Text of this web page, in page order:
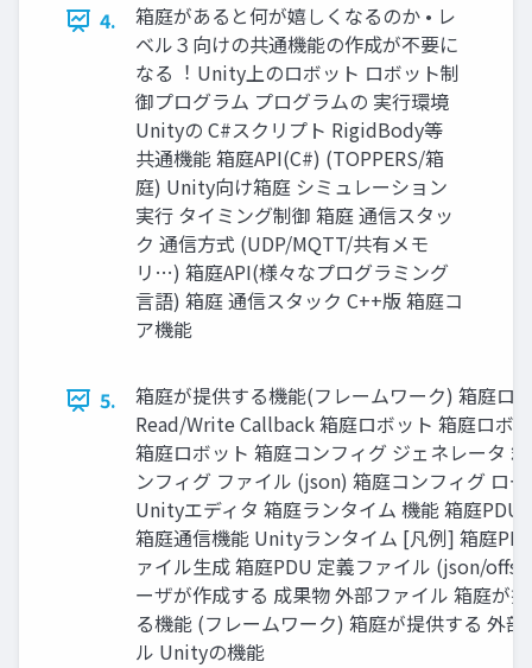
4.
箱庭があると何が嬉しくなるのか • レ
ベル３向けの共通機能の作成が不要に
なる︕ Unity上のロボット ロボット制
御プログラム プログラムの 実⾏環境
Unityの C#スクリプト RigidBody等
共通機能 箱庭API(C#) (TOPPERS/箱
庭) Unity向け箱庭 シミュレーション
実⾏ タイミング制御 箱庭 通信スタッ
ク 通信⽅式 (UDP/MQTT/共有メモ
リ…) 箱庭API(様々なプログラミング
⾔語) 箱庭 通信スタック C++版 箱庭コ
ア機能
5.
箱庭が提供する機能(フレームワーク) 箱庭ロ
Read/Write Callback 箱庭ロボット 箱庭ロボ
箱庭ロボット 箱庭コンフィグ ジェネレータ
ンフィグ ファイル (json) 箱庭コンフィグ ロ
Unityエディタ 箱庭ランタイム 機能 箱庭PDU
箱庭通信機能 Unityランタイム [凡例] 箱庭
ァイル⽣成 箱庭PDU 定義ファイル (json/
ーザが作成する 成果物 外部ファイル 箱庭が
る機能 (フレームワーク) 箱庭が提供する 外部
ル Unityの機能